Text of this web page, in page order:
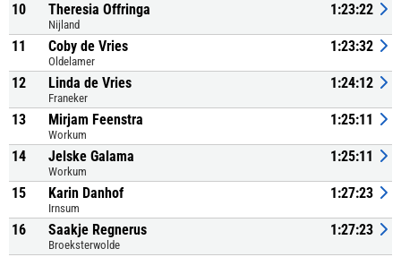
10 Theresia Offringa
Nijland
1:23:22
11 Coby de Vries
Oldelamer
1:23:32
12 Linda de Vries
Franeker
1:24:12
13 Mirjam Feenstra
Workum
1:25:11
14 Jelske Galama
Workum
1:25:11
15 Karin Danhof
Irnsum
1:27:23
16 Saakje Regnerus
Broeksterwolde
1:27:23